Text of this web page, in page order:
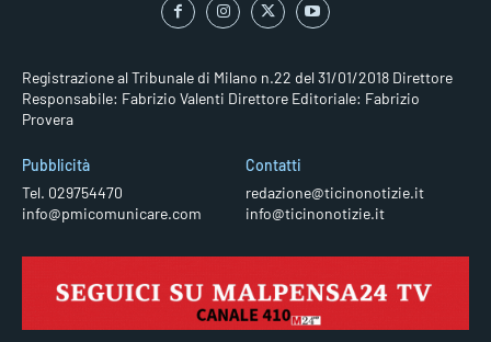
Registrazione al Tribunale di Milano n.22 del 31/01/2018 Direttore
Responsabile: Fabrizio Valenti Direttore Editoriale: Fabrizio
Provera
Pubblicità
Tel. 029754470
info@pmicomunicare.com
Contatti
redazione@ticinonotizie.it
info@ticinonotizie.it